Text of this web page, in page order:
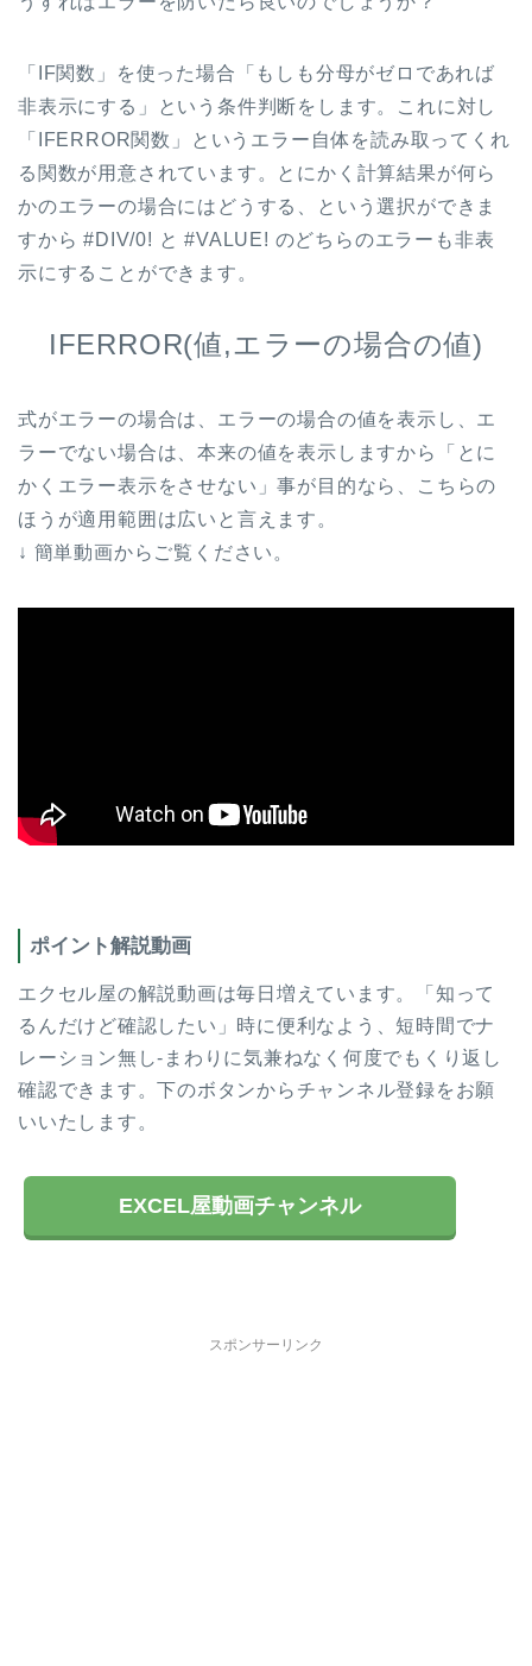
「IF関数」を使った場合「もしも分母がゼロであれば
非表示にする」という条件判断をします。これに対し
「IFERROR関数」というエラー自体を読み取ってくれ
る関数が用意されています。とにかく計算結果が何ら
かのエラーの場合にはどうする、という選択ができま
すから #DIV/0! と #VALUE! のどちらのエラーも非表
示にすることができます。
IFERROR(値,エラーの場合の値)
式がエラーの場合は、エラーの場合の値を表示し、エ
ラーでない場合は、本来の値を表示しますから「とに
かくエラー表示をさせない」事が目的なら、こちらの
ほうが適用範囲は広いと言えます。
↓ 簡単動画からご覧ください。
ポイント解説動画
エクセル屋の解説動画は毎日増えています。「知って
るんだけど確認したい」時に便利なよう、短時間でナ
レーション無し-まわりに気兼ねなく何度でもくり返し
確認できます。下のボタンからチャンネル登録をお願
いいたします。
EXCEL屋動画チャンネル
スポンサーリンク